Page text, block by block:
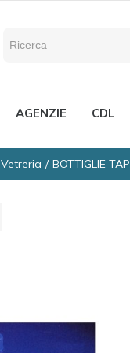
AGENZIE CDL
Vetreria BOTTIGLIE